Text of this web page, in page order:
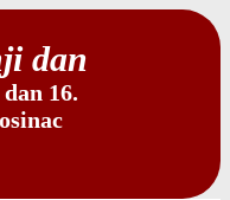
dan
16.